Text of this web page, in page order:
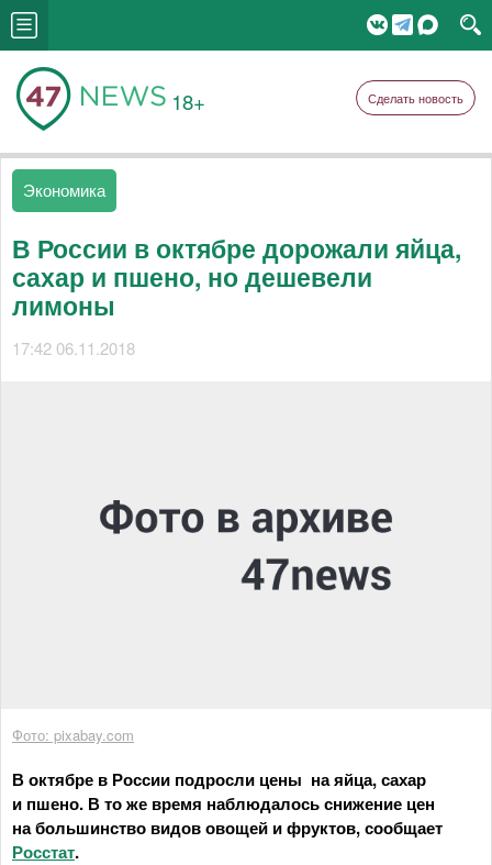
18+ Сделать новость
Экономика
В России в октябре дорожали яйца,
сахар и пшено, но дешевели
лимоны
17:42 06.11.2018
Фото: pixabay.com
В октябре в России подросли цены на яйца, сахар
и пшено. В то же время наблюдалось снижение цен
на большинство видов овощей и фруктов, сообщает
Росстат.